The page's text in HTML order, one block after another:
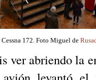
Cessna 172. Foto Miguel de
ver abriendo la